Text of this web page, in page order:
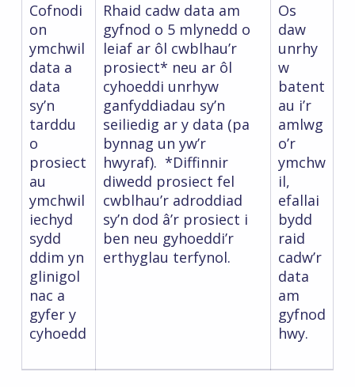
Cofnodi
on
ymchwil
data a
data
sy’n
tarddu
o
prosiect
au
ymchwil
iechyd
sydd
ddim yn
glinigol
nac a
gyfer y
cyhoedd
Rhaid cadw data am
gyfnod o 5 mlynedd o
leiaf ar ôl cwblhau’r
prosiect* neu ar ôl
cyhoeddi unrhyw
ganfyddiadau sy’n
seiliedig ar y data (pa
bynnag un yw’r
hwyraf). *Diffinnir
diwedd prosiect fel
cwblhau’r adroddiad
sy’n dod â’r prosiect i
ben neu gyhoeddi’r
erthyglau terfynol.
Os
daw
unrhy
w
batent
au i’r
amlwg
o’r
ymchw
il,
efallai
bydd
raid
cadw’r
data
am
gyfnod
hwy.